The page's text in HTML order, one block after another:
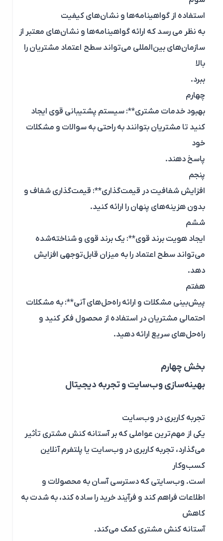
استفاده از گواهینامه‌ها و نشان‌های کیفیت
به نظر می رسد که ارائه گواهینامه‌ها و نشان‌های معتبر از
سازمان‌های بین‌المللی می‌تواند سطح اعتماد مشتریان را
چهارم
بهبود خدمات مشتری**: سیستم پشتیبانی قوی ایجاد
کنید تا مشتریان بتوانند به راحتی به سوالات و مشکلات
پاسخ دهند.
پنجم
افزایش شفافیت در قیمت‌گذاری**: قیمت‌گذاری شفاف و
بدون هزینه‌های پنهان را ارائه کنید.
ششم
ایجاد هویت برند قوی**: یک برند قوی و شناخته‌شده
می‌تواند سطح اعتماد را به میزان قابل‌توجهی افزایش
دهد.
هفتم
پیش‌بینی مشکلات و ارائه راه‌حل‌های آنی**: به مشکلات
احتمالی مشتریان در استفاده از محصول فکر کنید و
راه‌حل‌های سریع ارائه دهید.
بخش چهارم
بهینه‌سازی وب‌سایت و تجربه دیجیتال
تجربه کاربری در وب‌سایت
یکی از مهم‌ترین عواملی که بر آستانه کنش مشتری تأثیر
می‌گذارد، تجربه کاربری در وب‌سایت یا پلتفرم آنلاین
کسب‌وکار
است. وب‌سایتی که دسترسی آسان به محصولات و
اطلاعات فراهم کند و فرآیند خرید را ساده کند، به شدت به
کاهش
آستانه کنش مشتری کمک می‌کند.